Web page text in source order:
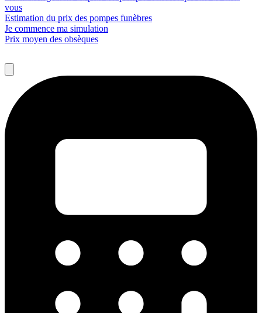
vous
Estimation du prix des pompes funèbres
Je commence ma simulation
Prix moyen des obsèques